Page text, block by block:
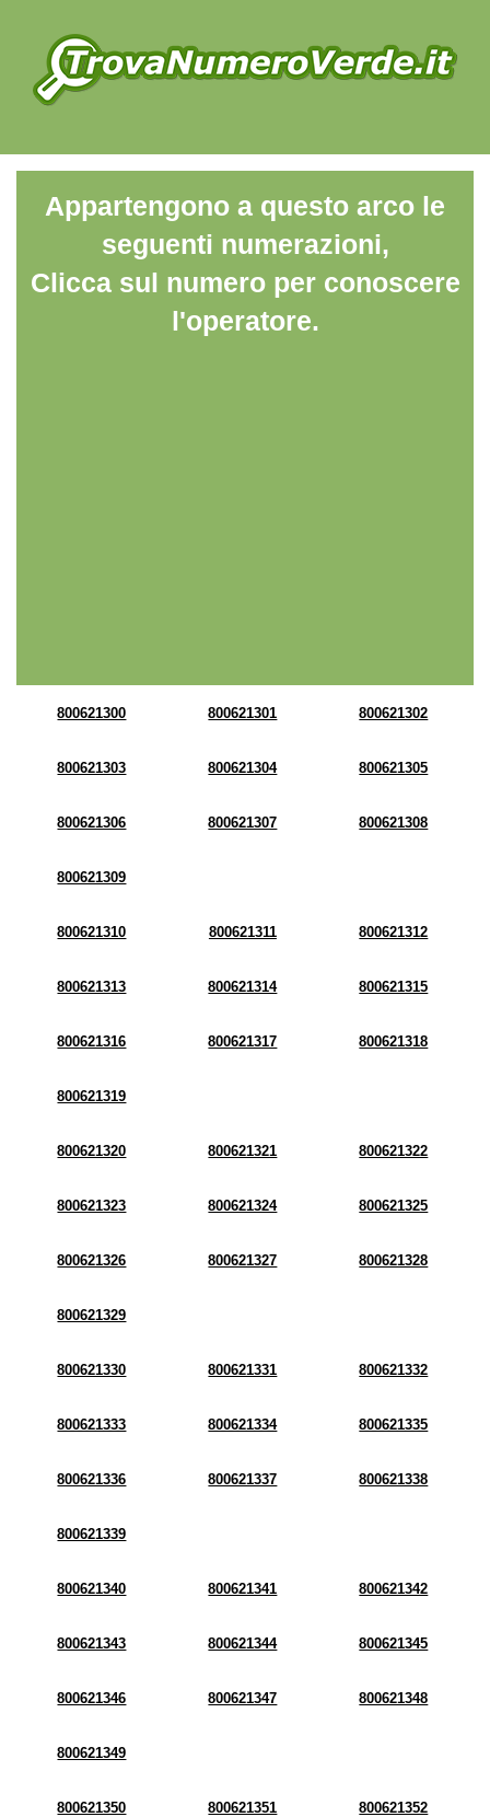
Appartengono a questo arco le
seguenti numerazioni,
Clicca sul numero per conoscere
l'operatore.
800621300 800621301 800621302
800621303 800621304 800621305
800621306 800621307 800621308
800621309
800621310 800621311 800621312
800621313 800621314 800621315
800621316 800621317 800621318
800621319
800621320 800621321 800621322
800621323 800621324 800621325
800621326 800621327 800621328
800621329
800621330 800621331 800621332
800621333 800621334 800621335
800621336 800621337 800621338
800621339
800621340 800621341 800621342
800621343 800621344 800621345
800621346 800621347 800621348
800621349
800621350 800621351 800621352